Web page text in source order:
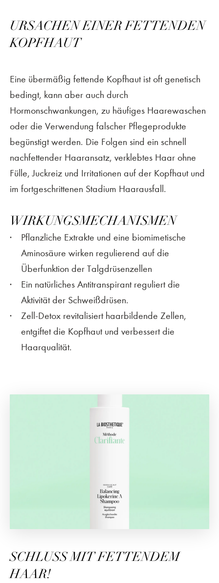
URSACHEN EINER FETTENDEN
KOPFHAUT
Eine übermäßig fettende Kopfhaut ist oft genetisch
bedingt, kann aber auch durch
Hormonschwankungen, zu häufiges Haarewaschen
oder die Verwendung falscher Pflegeprodukte
begünstigt werden. Die Folgen sind ein schnell
nachfettender Haaransatz, verklebtes Haar ohne
Fülle, Juckreiz und Irritationen auf der Kopfhaut und
im fortgeschrittenen Stadium Haarausfall.
WIRKUNGSMECHANISMEN
Pflanzliche Extrakte und eine biomimetische
Aminosäure wirken regulierend auf die
Überfunktion der Talgdrüsenzellen
Ein natürliches Antitranspirant reguliert die
Aktivität der Schweißdrüsen.
Zell-Detox revitalisiert haarbildende Zellen,
entgiftet die Kopfhaut und verbessert die
Haarqualität.
SCHLUSS MIT FETTENDEM
HAAR!